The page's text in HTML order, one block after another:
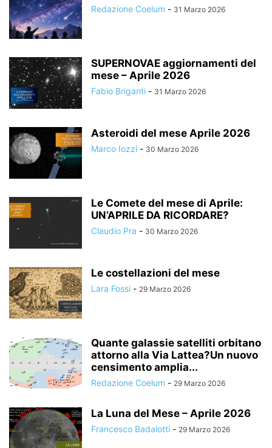
Redazione Coelum - 31 Marzo 2026
SUPERNOVAE aggiornamenti del
mese – Aprile 2026
Fabio Briganti - 31 Marzo 2026
Asteroidi del mese Aprile 2026
Marco Iozzi - 30 Marzo 2026
Le Comete del mese di Aprile:
UN’APRILE DA RICORDARE?
Claudio Pra - 30 Marzo 2026
Le costellazioni del mese
Lara Fossi - 29 Marzo 2026
Quante galassie satelliti orbitano
attorno alla Via Lattea?Un nuovo
censimento amplia...
Redazione Coelum - 29 Marzo 2026
La Luna del Mese – Aprile 2026
Francesco Badalotti - 29 Marzo 2026